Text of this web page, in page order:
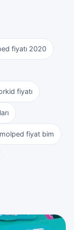
fiyatı 2020
fiyatı
molped fiyat bim